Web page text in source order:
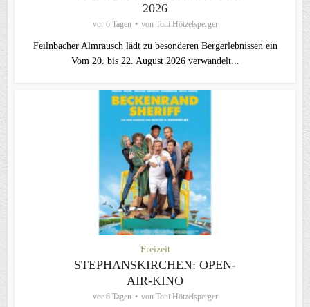
2026
vor 6 Tagen von Toni Hötzelsperger
Feilnbacher Almrausch lädt zu besonderen Bergerlebnissen ein
Vom 20. bis 22. August 2026 verwandelt...
Freizeit
STEPHANSKIRCHEN: OPEN-
AIR-KINO
vor 6 Tagen von Toni Hötzelsperger